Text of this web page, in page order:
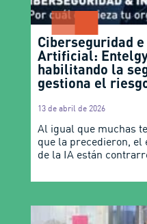
Ciberseguridad
Artificial:
habilitando la
gestiona el
13 de abril de 2026
Al igual que muchas
que la precedieron, el
de la IA están